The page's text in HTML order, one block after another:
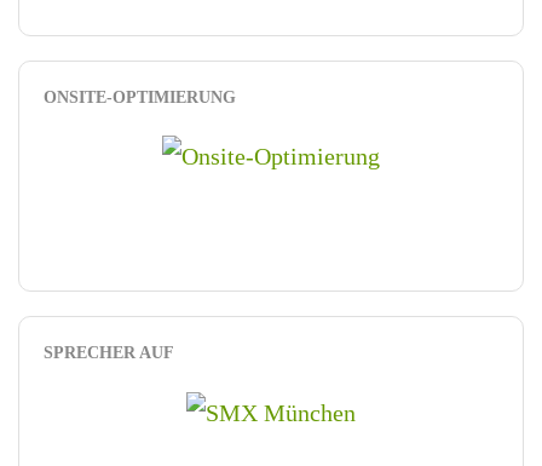
ONSITE-OPTIMIERUNG
SPRECHER AUF